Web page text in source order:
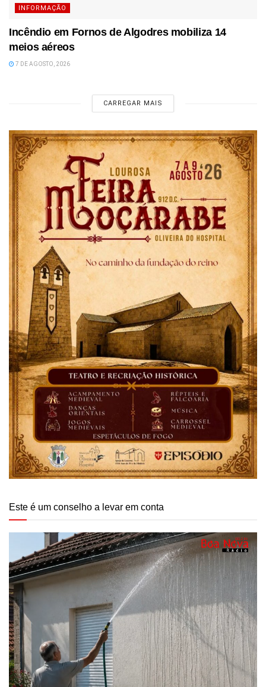
INFORMAÇÃO
Incêndio em Fornos de Algodres mobiliza 14
meios aéreos
7 DE AGOSTO, 2026
CARREGAR MAIS
Este é um conselho a levar em conta